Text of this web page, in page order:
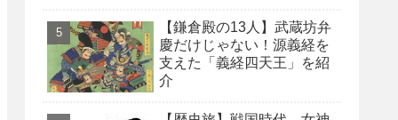
【鎌倉殿の13人】武蔵坊弁
慶だけじゃない！源義経を
支えた「義経四天王」を紹
介